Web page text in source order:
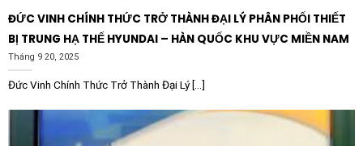
không chỉ yên tâm về hiệu suất vận hành mà còn nhận
được sự hỗ trợ kỹ thuật chuyên nghiệp và chế độ bảo
hành dài hạn. Đầu tư vào Selec là đầu tư vào sự an
toàn và bền vững cho hệ thống điện của doanh nghiệp.
ĐỨC VINH CHÍNH THỨC TRỞ THÀNH ĐẠI LÝ PHÂN PHỐI THIẾT
BỊ TRUNG HẠ THẾ HYUNDAI – HÀN QUỐC KHU VỰC MIỀN NAM
Tháng 9 20, 2025
Đức Vinh Chính Thức Trở Thành Đại Lý [...]